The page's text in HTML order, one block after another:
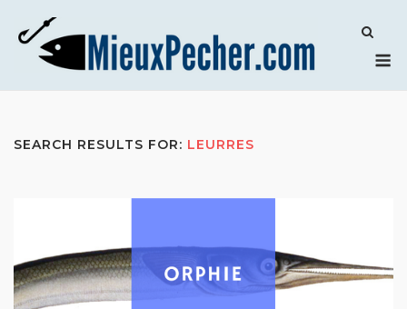
content
SEARCH RESULTS FOR: LEURRES